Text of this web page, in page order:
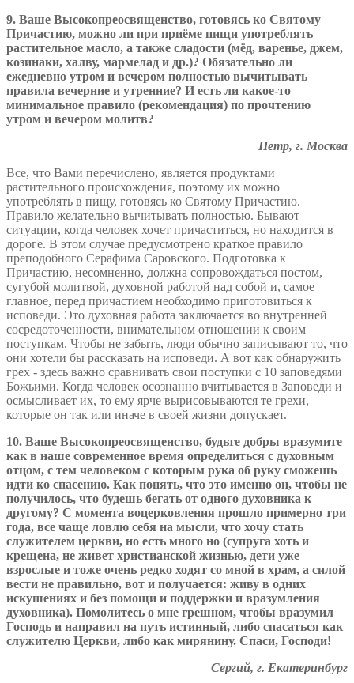
9. Ваше Высокопреосвященство, готовясь ко Святому
Причастию, можно ли при приёме пищи употреблять
растительное масло, а также сладости (мёд, варенье, джем,
козинаки, халву, мармелад и др.)? Обязательно ли
ежедневно утром и вечером полностью вычитывать
правила вечерние и утренние? И есть ли какое-то
минимальное правило (рекомендация) по прочтению
утром и вечером молитв?
Петр, г. Москва
Все, что Вами перечислено, является продуктами
растительного происхождения, поэтому их можно
употреблять в пищу, готовясь ко Святому Причастию.
Правило желательно вычитывать полностью. Бывают
ситуации, когда человек хочет причаститься, но находится в
дороге. В этом случае предусмотрено краткое правило
преподобного Серафима Саровского. Подготовка к
Причастию, несомненно, должна сопровождаться постом,
сугубой молитвой, духовной работой над собой и, самое
главное, перед причастием необходимо приготовиться к
исповеди. Это духовная работа заключается во внутренней
сосредоточенности, внимательном отношении к своим
поступкам. Чтобы не забыть, люди обычно записывают то, что
они хотели бы рассказать на исповеди. А вот как обнаружить
грех - здесь важно сравнивать свои поступки с 10 заповедями
Божьими. Когда человек осознанно вчитывается в Заповеди и
осмысливает их, то ему ярче вырисовываются те грехи,
которые он так или иначе в своей жизни допускает.
10. Ваше Высокопреосвященство, будьте добры вразумите
как в наше современное время определиться с духовным
отцом, с тем человеком с которым рука об руку сможешь
идти ко спасению. Как понять, что это именно он, чтобы не
получилось, что будешь бегать от одного духовника к
другому? С момента воцерковления прошло примерно три
года, все чаще ловлю себя на мысли, что хочу стать
служителем церкви, но есть много но (супруга хоть и
крещена, не живет христианской жизнью, дети уже
взрослые и тоже очень редко ходят со мной в храм, а силой
вести не правильно, вот и получается: живу в одних
искушениях и без помощи и поддержки и вразумления
духовника). Помолитесь о мне грешном, чтобы вразумил
Господь и направил на путь истинный, либо спасаться как
служителю Церкви, либо как мирянину. Спаси, Господи!
Сергий, г. Екатеринбург